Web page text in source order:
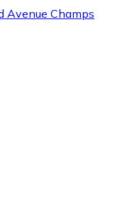
Avenue Champs